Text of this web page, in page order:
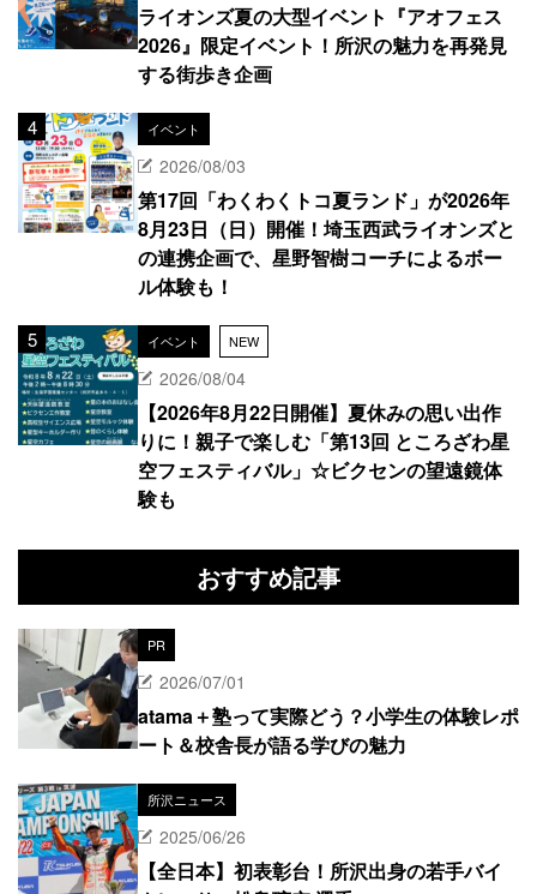
ライオンズ夏の大型イベント『アオフェス
2026』限定イベント！所沢の魅力を再発見
する街歩き企画
イベント
2026/08/03
第17回「わくわくトコ夏ランド」が2026年
8月23日（日）開催！埼玉西武ライオンズと
の連携企画で、星野智樹コーチによるボー
ル体験も！
イベント NEW
2026/08/04
【2026年8月22日開催】夏休みの思い出作
りに！親子で楽しむ「第13回 ところざわ星
空フェスティバル」☆ビクセンの望遠鏡体
験も
おすすめ記事
PR
2026/07/01
atama＋塾って実際どう？小学生の体験レポ
ート＆校舎長が語る学びの魅力
所沢ニュース
2025/06/26
【全日本】初表彰台！所沢出身の若手バイ